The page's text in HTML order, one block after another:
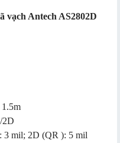
vạch Antech AS2802D
2D
mil; 2D (QR ): 5 mil